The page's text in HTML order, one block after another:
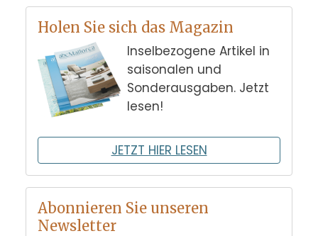
Holen Sie sich das Magazin
Inselbezogene Artikel in
saisonalen und
Sonderausgaben. Jetzt
lesen!
JETZT HIER LESEN
Abonnieren Sie unseren
Newsletter